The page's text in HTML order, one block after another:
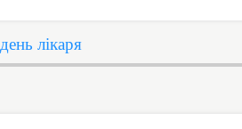
лікаря